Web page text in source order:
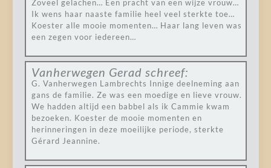
Zoveel gelachen… Een pracht van een wijze vrouw…
Ik wens haar naaste familie heel veel sterkte toe…
Koester alle mooie momenten… Haar lang leven was
een zegen voor iedereen…
Vanherwegen Gerad schreef:
G. Vanherwegen Lambrechts Innige deelneming aan
gans de familie. Ze was een moedige en lieve vrouw.
We hadden altijd een babbel als ik Cammie kwam
bezoeken. Koester de mooie momenten en
herinneringen in deze moeilijke periode, sterkte
Gérard Jeannine.